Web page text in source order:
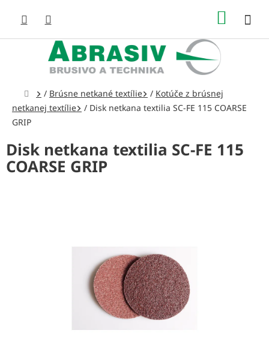
obsah
Domov
/ Brúsne netkané textílie / Kotúče z brúsnej
netkanej textílie
/ Disk netkana textilia SC-FE 115 COARSE
GRIP
Disk netkana textilia SC-FE 115
COARSE GRIP